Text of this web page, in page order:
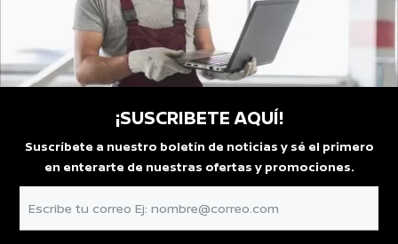
¡SUSCRIBETE AQUÍ!
Suscríbete a nuestro boletín de noticias y sé el primero
en enterarte de nuestras ofertas y promociones.